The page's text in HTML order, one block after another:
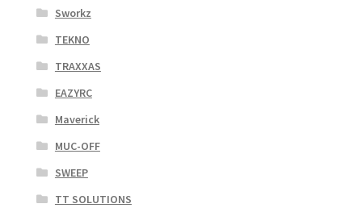
Sworkz
TEKNO
TRAXXAS
EAZYRC
Maverick
MUC-OFF
SWEEP
TT SOLUTIONS